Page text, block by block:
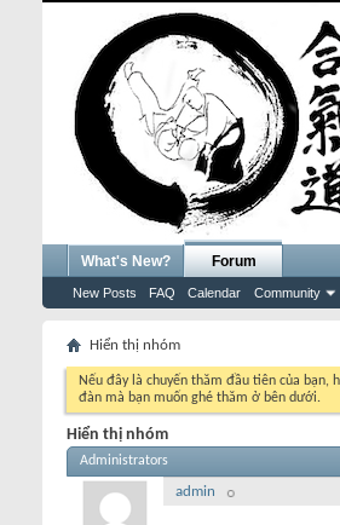
What's New? Forum
New Posts FAQ Calendar Community
Hiển thị nhóm
Nếu đây là chuyến thăm đầu tiên của bạn,
đàn mà bạn muốn ghé thăm ở bên dưới.
Hiển thị nhóm
Administrators
admin